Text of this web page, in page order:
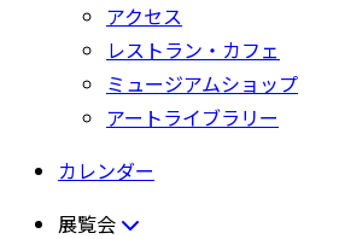
アクセス
レストラン・カフェ
ミュージアムショップ
アートライブラリー
カレンダー
展覧会